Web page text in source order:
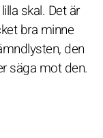
skal. Det är
bra minne
den
säga mot den.